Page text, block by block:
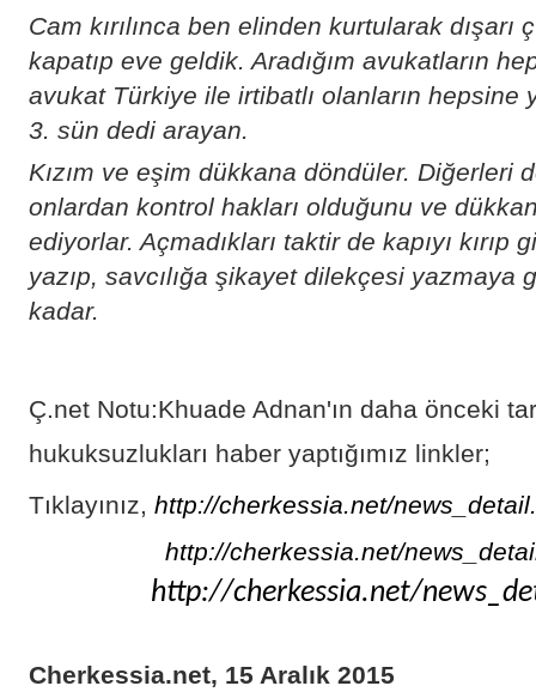
Cam kırılınca ben elinden kurtularak dışarı
kapatıp eve geldik. Aradığım avukatların
avukat Türkiye ile irtibatlı olanların hepsine
3. sün dedi arayan.
Kızım ve eşim dükkana döndüler. Diğerleri
onlardan kontrol hakları olduğunu ve
ediyorlar. Açmadıkları taktir de kapıyı
yazıp, savcılığa şikayet dilekçesi yazmaya
kadar.
Ç.net Notu:Khuade Adnan'ın daha önceki
hukuksuzlukları haber yaptığımız linkler;
Tıklayınız, http://cherkessia.net/
http://cherkessia.net/
http://cherkessia.net/
Cherkessia.net, 15 Aralık 2015